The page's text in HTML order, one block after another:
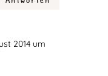
2014 um